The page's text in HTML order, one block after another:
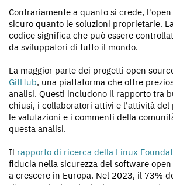
Contrariamente a quanto si crede, l'open
sicuro quanto le soluzioni proprietarie.
codice significa che può essere
da sviluppatori di tutto il mondo.
La maggior parte dei progetti open
GitHub, una piattaforma che offre
analisi. Questi includono il rapporto tra
chiusi, i collaboratori attivi e l'attività del
le valutazioni e i commenti della
questa analisi.
Il rapporto di ricerca della Linux
fiducia nella sicurezza del software
a crescere in Europa. Nel 2023, il 73%